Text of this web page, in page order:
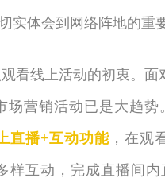
实体会到网络阵地的重
看线上活动的初衷。面
场营销活动 已是大趋势
直播+互动功能 ，在观
样互动，完成直播间